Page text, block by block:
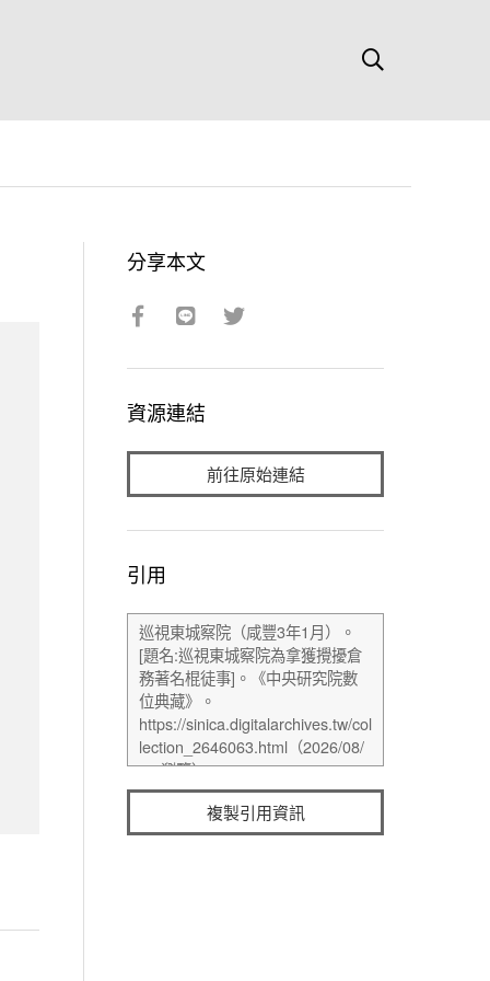
分享本文
資源連結
前往原始連結
引用
複製引用資訊